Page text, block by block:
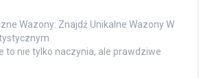
Wazony: Znajdź Unikalne Wazony W
to nie tylko naczynia, ale prawdziwe